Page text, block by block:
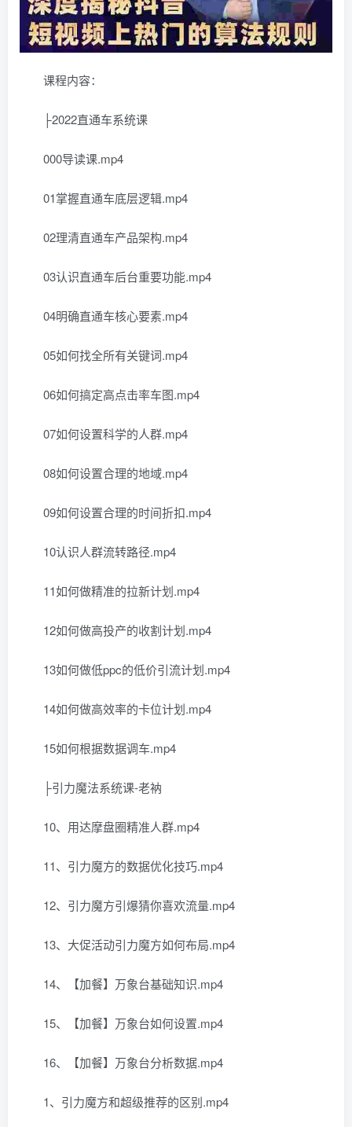
课程内容：
├2022直通车系统课
000导读课.mp4
01掌握直通车底层逻辑.mp4
02理清直通车产品架构.mp4
03认识直通车后台重要功能.mp4
04明确直通车核心要素.mp4
05如何找全所有关键词.mp4
06如何搞定高点击率车图.mp4
07如何设置科学的人群.mp4
08如何设置合理的地域.mp4
09如何设置合理的时间折扣.mp4
10认识人群流转路径.mp4
11如何做精准的拉新计划.mp4
12如何做高投产的收割计划.mp4
13如何做低ppc的低价引流计划.mp4
14如何做高效率的卡位计划.mp4
15如何根据数据调车.mp4
├引力魔法系统课-老衲
10、用达摩盘圈精准人群.mp4
11、引力魔方的数据优化技巧.mp4
12、引力魔方引爆猜你喜欢流量.mp4
13、大促活动引力魔方如何布局.mp4
14、【加餐】万象台基础知识.mp4
15、【加餐】万象台如何设置.mp4
16、【加餐】万象台分析数据.mp4
1、引力魔方和超级推荐的区别.mp4